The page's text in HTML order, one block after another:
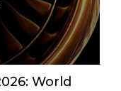
World